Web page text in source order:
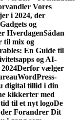
Vores
i 2024, der
og
HverdagenSådan
til mix og
En Guide til
og AI-
Derfor vælger
WordPress-
digital tillid i din
kikkerter med
til et nyt logoDe
der Forandrer Dit